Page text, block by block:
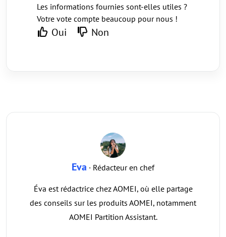
Les informations fournies sont-elles utiles ?
Votre vote compte beaucoup pour nous !
Oui Non
Eva · Rédacteur en chef
Éva est rédactrice chez AOMEI, où elle partage
des conseils sur les produits AOMEI, notamment
AOMEI Partition Assistant.